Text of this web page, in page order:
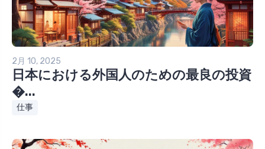
2月 10, 2025
日本における外国人のための最良の投資
�...
仕事